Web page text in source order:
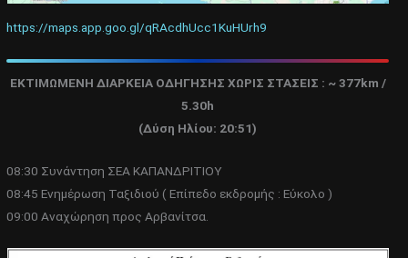
https://maps.app.goo.gl/qRAcdhUcc1KuHUrh9
ΕΚΤΙΜΩΜΕΝΗ ΔΙΑΡΚΕΙΑ ΟΔΗΓΗΣΗΣ ΧΩΡΙΣ ΣΤΑΣΕΙΣ : ~377km /
5.30h
(Δύση Ηλίου: 20:51)
08:30 Συνάντηση ΣΕΑ ΚΑΠΑΝΔΡΙΤΙΟΥ
08:45 Ενημέρωση Ταξιδιού ( Επίπεδο εκδρομής : Εύκολο )
09:00 Αναχώρηση προς Αρβανίτσα.